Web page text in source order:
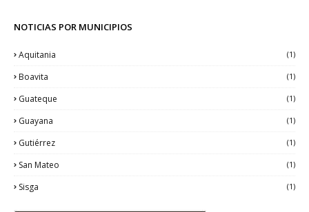
NOTICIAS POR MUNICIPIOS
Aquitania (1)
Boavita (1)
Guateque (1)
Guayana (1)
Gutiérrez (1)
San Mateo (1)
Sisga (1)